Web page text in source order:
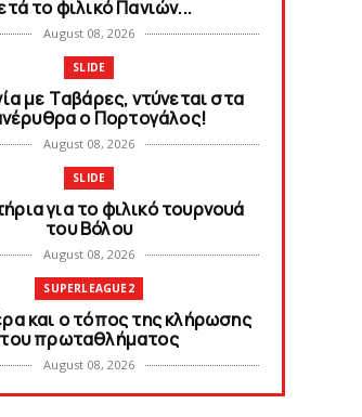
το φιλικό Πανιών...
August 08, 2026
SLIDE
με Tαβάρες, ντύνεται στα
ο Πορτογάλος!
August 08, 2026
SLIDE
για το φιλικό τουρνουά
του Bόλου
August 08, 2026
SUPERLEAGUE2
και ο τόπος της κλήρωσης
του πρωταθλήματος
August 08, 2026
KARA TALKS